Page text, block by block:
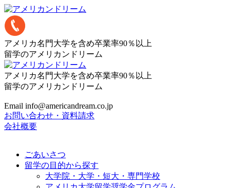
アメリカ名門大学を含め卒業率90％以上
留学のアメリカンドリーム
アメリカ名門大学を含め卒業率90％以上
留学のアメリカンドリーム
Email info@americandream.co.jp
お問い合わせ・資料請求
会社概要
ごあいさつ
留学の目的から探す
大学院・大学・短大・専門学校